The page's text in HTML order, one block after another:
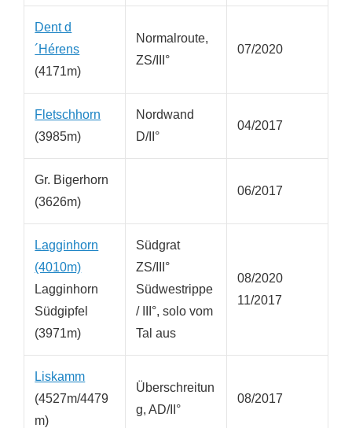
Dent d
´Hérens
(4171m)
Normalroute,
ZS/III°
07/2020
Fletschhorn
(3985m)
Nordwand
D/II°
04/2017
Gr. Bigerhorn
(3626m)
06/2017
Lagginhorn
(4010m)
Lagginhorn
Südgipfel
(3971m)
Südgrat
ZS/III°
Südwestrippe
/ III°, solo vom
Tal aus
08/2020
11/2017
Liskamm
(4527m/4479
m)
Überschreitun
g, AD/II°
08/2017